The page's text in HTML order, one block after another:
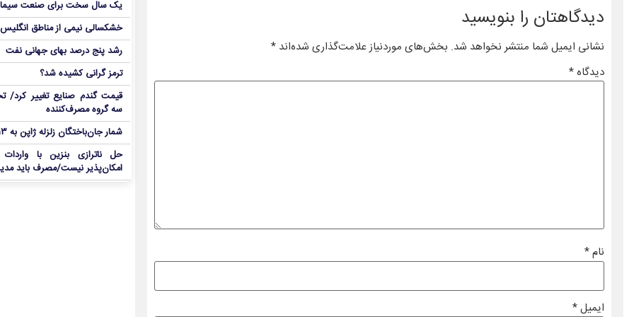
دیدگاهتان را بنویسید
نشانی ایمیل شما منتشر نخواهد شد. بخش‌های موردنیاز علامت‌گذاری شده‌اند*
دیدگاه*
نام*
ایمیل*
یک سال سخت برای صنعت
خشکسالی نیمی از مناطق انگلیس
رشد پنج درصد بهای جهانی نفت
ترمز گرانی کشیده شد؟
قیمت گندم صنایع تغییر کرد/
سه گروه مصرف‌کننده
شمار جان‌باختگان زلزله ژاپن به ۱۳ نفر رسید
حل ناترازی بنزین با
امکان‌پذیر نیست/مصرف باید